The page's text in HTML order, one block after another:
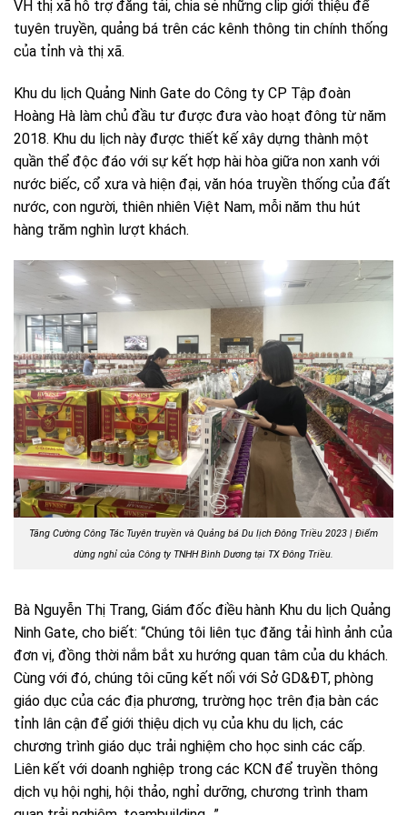
VH thị xã hỗ trợ đăng tải, chia sẻ những clip giới thiệu để
tuyên truyền, quảng bá trên các kênh thông tin chính thống
của tỉnh và thị xã.
Khu du lịch Quảng Ninh Gate do Công ty CP Tập đoàn
Hoàng Hà làm chủ đầu tư được đưa vào hoạt đông từ năm
2018. Khu du lịch này được thiết kế xây dựng thành một
quần thể độc đáo với sự kết hợp hài hòa giữa non xanh với
nước biếc, cổ xưa và hiện đại, văn hóa truyền thống của đất
nước, con người, thiên nhiên Việt Nam, mỗi năm thu hút
hàng trăm nghìn lượt khách.
Tăng Cường Công Tác Tuyên truyền và Quảng bá Du lịch Đông Triều 2023 | Điểm
dừng nghỉ của Công ty TNHH Bình Dương tại TX Đông Triều.
Bà Nguyễn Thị Trang, Giám đốc điều hành Khu du lịch Quảng
Ninh Gate, cho biết: “Chúng tôi liên tục đăng tải hình ảnh của
đơn vị, đồng thời nắm bắt xu hướng quan tâm của du khách.
Cùng với đó, chúng tôi cũng kết nối với Sở GD&ĐT, phòng
giáo dục của các địa phương, trường học trên địa bàn các
tỉnh lân cận để giới thiệu dịch vụ của khu du lịch, các
chương trình giáo dục trải nghiệm cho học sinh các cấp.
Liên kết với doanh nghiệp trong các KCN để truyền thông
dịch vụ hội nghị, hội thảo, nghỉ dưỡng, chương trình tham